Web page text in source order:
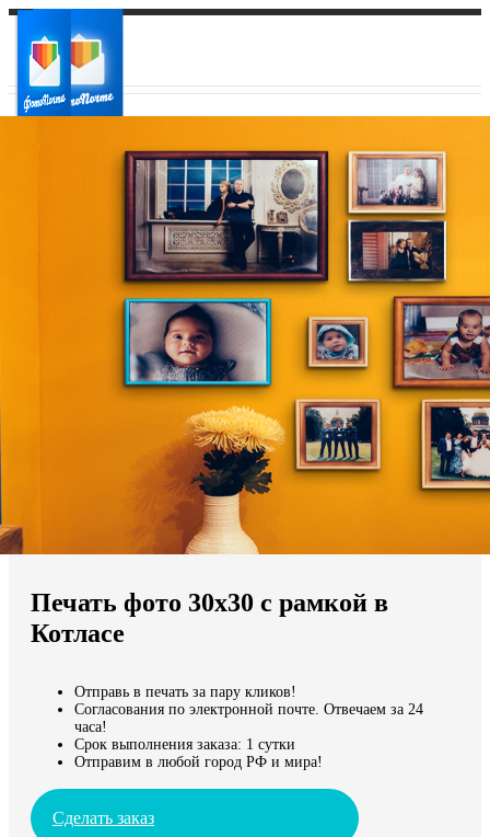
Ваш регион доставки
Выберите из списка:
Мы доставляем по всему миру
Продолжить без города
Печать фото 30х30 с рамкой в
Котласе
Отправь в печать за пару кликов!
Согласования по электронной почте. Отвечаем за 24
часа!
Срок выполнения заказа: 1 сутки
Отправим в любой город РФ и мира!
Сделать заказ